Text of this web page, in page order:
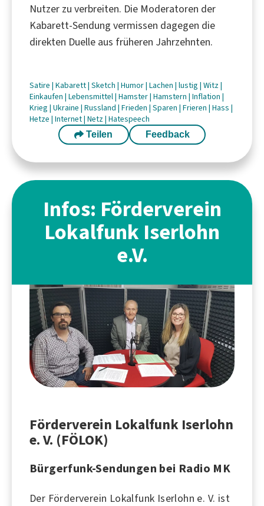
Nutzer zu verbreiten. Die Moderatoren der
Kabarett-Sendung vermissen dagegen die
direkten Duelle aus früheren Jahrzehnten.
Satire | Kabarett| Sketch | Humor| Lachen | lustig | Witz|
Einkaufen | Lebensmittel| Hamster| Hamstern | Inflation |
Krieg | Ukraine | Russland | Frieden | Sparen | Frieren | Hass |
Hetze | Internet| Netz| Hatespeech
Teilen Feedback
Infos: Förderverein
Lokalfunk Iserlohn
e.V.
Förderverein Lokalfunk Iserlohn
e. V. (FÖLOK)
Bürgerfunk-Sendungen bei Radio MK
Der Förderverein Lokalfunk Iserlohn e. V. ist